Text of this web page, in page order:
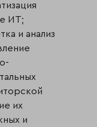
ИТ;
и анализ
их
и